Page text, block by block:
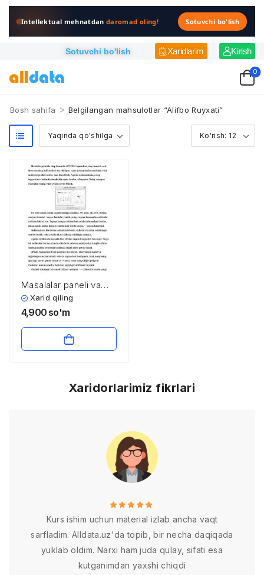
Intellektual mehnatdandaromad oling! Sotuvchi bo'lish
Sotuvchi bo'lish Xaridlarim Kirish
0
Bosh sahifa > Belgilangan mahsulotlar “Alifbo Ruyxati”
Masalalar panеli va
bosh mеnyu bo’limlari
Xarid qiling
4,900 so'm
Xaridorlarimiz fikrlari
Kurs ishim uchun material izlab ancha vaqt
sarfladim. Alldata.uz'da topib, bir necha daqiqada
yuklab oldim. Narxi ham juda qulay, sifati esa
kutganimdan yaxshi chiqdi